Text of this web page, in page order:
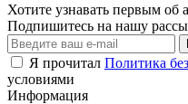
Хотите узнавать первым об
Подпишитесь на нашу
Я прочитал Политика
условиями
Информация